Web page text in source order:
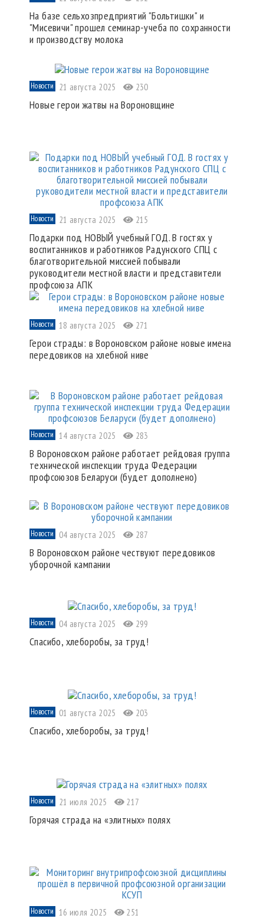
На базе сельхозпредприятий "Больтишки" и
"Мисевичи" прошел семинар-учеба по сохранности
и производству молока
Новости 21 августа 2025 230
Новые герои жатвы на Вороновщине
Новости 21 августа 2025 215
Подарки под НОВЫЙ учебный ГОД. В гостях у
воспитанников и работников Радунского СПЦ с
благотворительной миссией побывали
руководители местной власти и представители
профсоюза АПК
Новости 18 августа 2025 271
Герои страды: в Вороновском районе новые имена
передовиков на хлебной ниве
Новости 14 августа 2025 283
В Вороновском районе работает рейдовая группа
технической инспекции труда Федерации
профсоюзов Беларуси (будет дополнено)
Новости 04 августа 2025 287
В Вороновском районе чествуют передовиков
уборочной кампании
Новости 04 августа 2025 299
Спасибо, хлеборобы, за труд!
Новости 01 августа 2025 203
Спасибо, хлеборобы, за труд!
Новости 21 июля 2025 217
Горячая страда на «элитных» полях
Новости 16 июля 2025 251